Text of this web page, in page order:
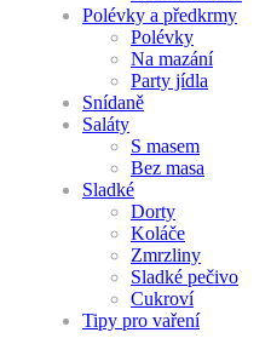
Polévky a předkrmy
Polévky
Na mazání
Party jídla
Snídaně
Saláty
S masem
Bez masa
Sladké
Dorty
Koláče
Zmrzliny
Sladké pečivo
Cukroví
Tipy pro vaření